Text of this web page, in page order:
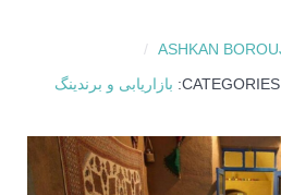
ASHKAN
CATEGORIES: بازاریابی و برندینگ